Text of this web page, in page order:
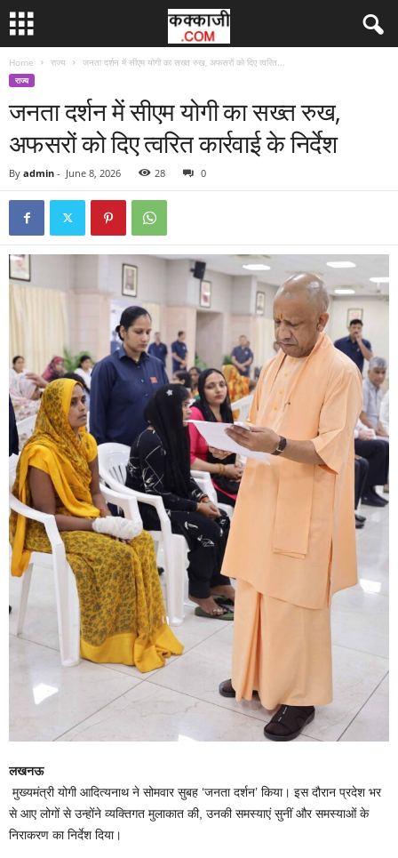
Home राज्य जनता दर्शन में सीएम योगी का सख्त रुख, अफसरों को दिए त्वरित...
राज्य
जनता दर्शन में सीएम योगी का सख्त रुख,
अफसरों को दिए त्वरित कार्रवाई के निर्देश
By admin - June 8, 2026 28 0
लखनऊ
मुख्यमंत्री योगी आदित्यनाथ ने सोमवार सुबह ‘जनता दर्शन’ किया। इस दौरान प्रदेश भर
से आए लोगों से उन्होंने व्यक्तिगत मुलाकात की, उनकी समस्याएं सुनीं और समस्याओं के
निराकरण का निर्देश दिया।